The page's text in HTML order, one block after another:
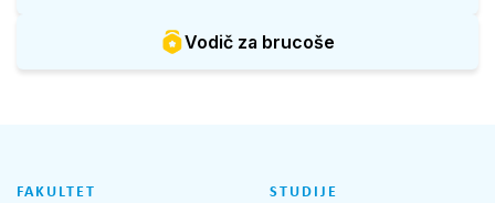
Vodič za brucoše
FAKULTET STUDIJE